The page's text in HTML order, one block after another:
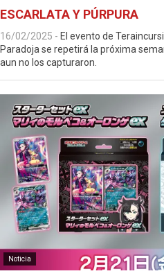
ESCARLATA Y PÚRPURA
16/02/2025 - El evento de
Paradoja se repetirá la próxima
aun no los capturaron.
Noticia